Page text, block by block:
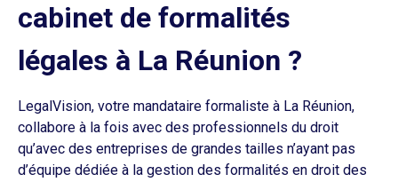
cabinet de formalités
légales à La Réunion ?
LegalVision, votre mandataire formaliste à La Réunion,
collabore à la fois avec des professionnels du droit
qu’avec des entreprises de grandes tailles n’ayant pas
d’équipe dédiée à la gestion des formalités en droit des